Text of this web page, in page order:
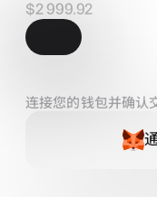
$2 999.92
连接您的钱包并确认